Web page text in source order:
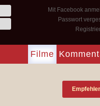
Mit Facebook
Passwort
Filme